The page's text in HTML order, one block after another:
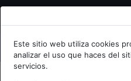
Bienvenid@ a
Escribe tu Email
Este sitio web utiliza cookies
analizar el uso que haces del
servicios.